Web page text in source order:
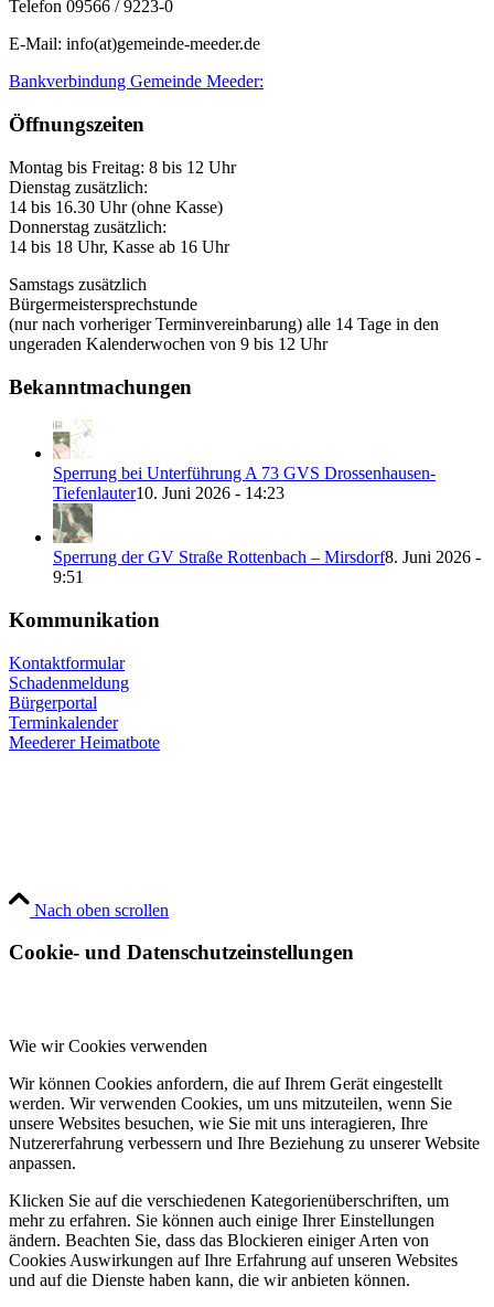
Telefon 09566 / 9223-0
E-Mail: info(at)gemeinde-meeder.de
Bankverbindung Gemeinde Meeder:
Öffnungszeiten
Montag bis Freitag: 8 bis 12 Uhr
Dienstag zusätzlich:
14 bis 16.30 Uhr (ohne Kasse)
Donnerstag zusätzlich:
14 bis 18 Uhr, Kasse ab 16 Uhr
Samstags zusätzlich
Bürgermeistersprechstunde
(nur nach vorheriger Terminvereinbarung) alle 14 Tage in den
ungeraden Kalenderwochen von 9 bis 12 Uhr
Bekanntmachungen
Sperrung bei Unterführung A 73 GVS Drossenhausen-
Tiefenlauter10. Juni 2026 - 14:23
Sperrung der GV Straße Rottenbach – Mirsdorf8. Juni 2026 -
9:51
Kommunikation
Kontaktformular
Schadenmeldung
Bürgerportal
Terminkalender
Meederer Heimatbote
Nach oben scrollen
Cookie- und Datenschutzeinstellungen
Wie wir Cookies verwenden
Wir können Cookies anfordern, die auf Ihrem Gerät eingestellt
werden. Wir verwenden Cookies, um uns mitzuteilen, wenn Sie
unsere Websites besuchen, wie Sie mit uns interagieren, Ihre
Nutzererfahrung verbessern und Ihre Beziehung zu unserer Website
anpassen.
Klicken Sie auf die verschiedenen Kategorienüberschriften, um
mehr zu erfahren. Sie können auch einige Ihrer Einstellungen
ändern. Beachten Sie, dass das Blockieren einiger Arten von
Cookies Auswirkungen auf Ihre Erfahrung auf unseren Websites
und auf die Dienste haben kann, die wir anbieten können.